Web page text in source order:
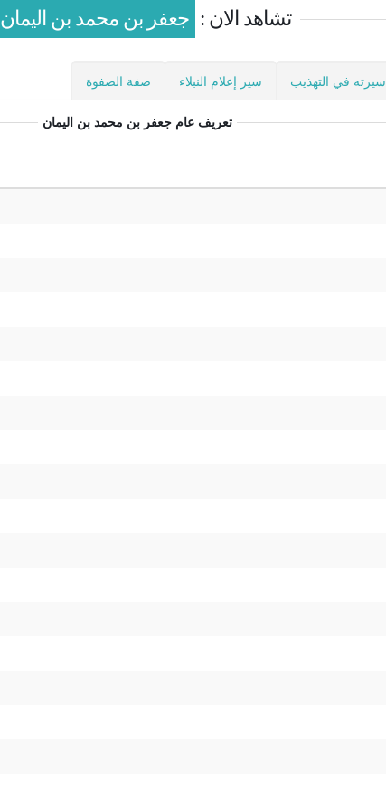
تشاهد الان : جعفر بن محمد بن اليمان
سيرته في التهذيب سير إعلام النبلاء صفة الصفوة
تعريف عام جعفر بن محمد بن اليمان